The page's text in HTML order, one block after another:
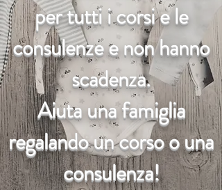
per tutti i corsi e le
consulenze e non hanno
scadenza.
Aiuta una famiglia
regalando un corso o una
consulenza!